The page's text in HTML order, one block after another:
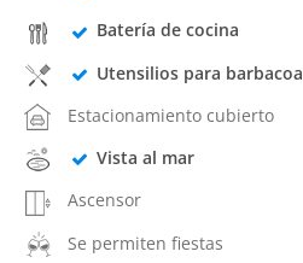
Batería de cocina
Utensilios para barbacoa
Estacionamiento cubierto
Vista al mar
Ascensor
Se permiten fiestas